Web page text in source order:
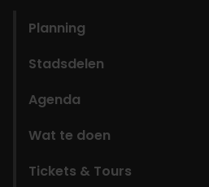
Planning
Stadsdelen
Agenda
Wat te doen
Tickets & Tours